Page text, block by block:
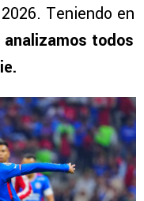
Teniendo en
todos